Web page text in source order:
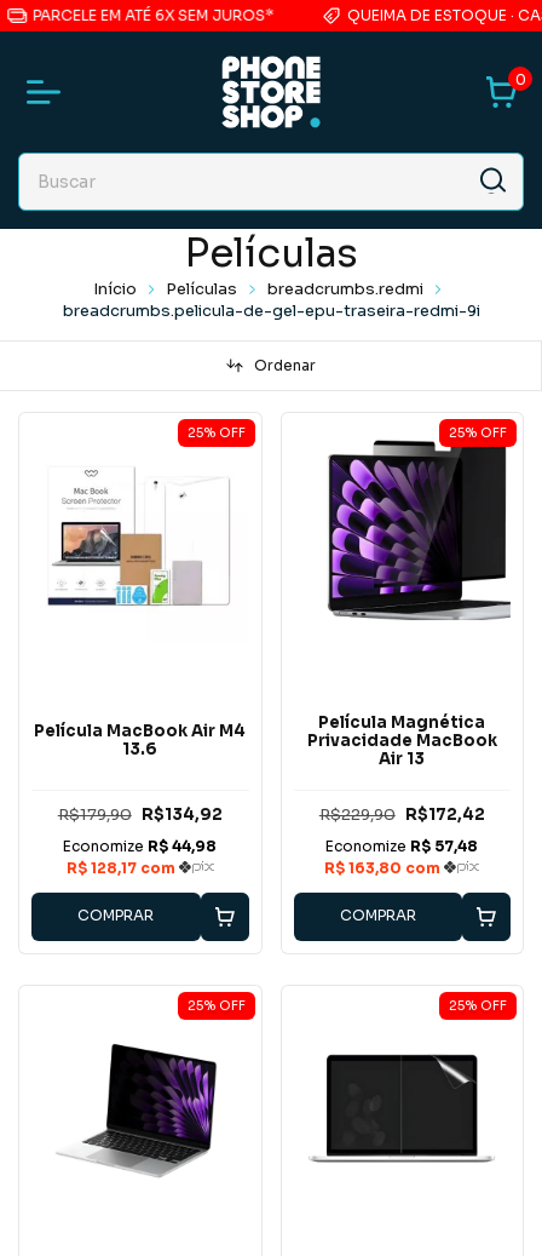
PARCELE EM ATÉ 6X SEM JUROS* QUEIMA DE ESTOQUE ·
0
Películas
Início Películas
breadcrumbs.redmi
breadcrumbs.pelicula-de-gel-epu-traseira-redmi-9i
Ordenar
25% OFF
Película MacBook Air M4
13.6
R$179,90 R$134,92
COMPRAR
25% OFF
Película Magnética
Privacidade MacBook
Air 13
R$229,90 R$172,42
COMPRAR
25% OFF 25% OFF